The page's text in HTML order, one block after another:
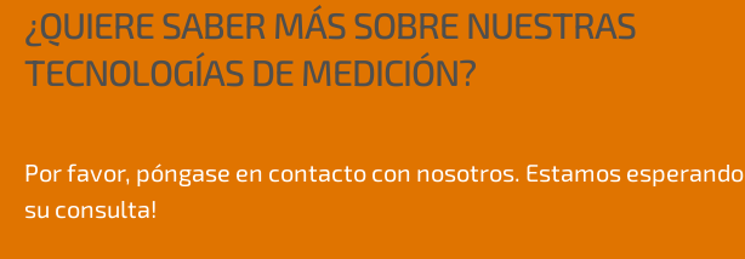
¿QUIERE SABER MÁS SOBRE NUESTRAS
TECNOLOGÍAS DE MEDICIÓN?
Por favor, póngase en contacto con nosotros. Estamos esperando
su consulta!